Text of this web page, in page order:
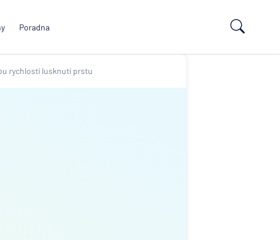
Poradna
rychlostí lusknutí prstu